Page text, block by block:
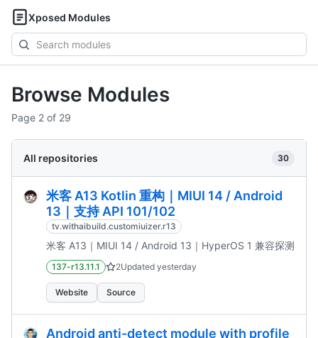
Xposed Modules
Search
modules
Browse Modules
Page 2 of 29
All repositories 30
米客 A13 Kotlin 重构｜MIUI 14 / Android
13｜支持 API 101/102
tv.withaibuild.customiuizer.r13
米客 A13｜MIUI 14 / Android 13｜HyperOS 1 兼容探测
137-r13.11.1 2Updated yesterday
Website Source
Android anti-detect module with profile